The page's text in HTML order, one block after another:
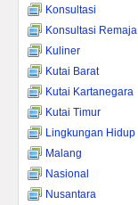
Konsultasi
Konsultasi Remaja
Kuliner
Kutai Barat
Kutai Kartanegara
Kutai Timur
Lingkungan Hidup
Malang
Nasional
Nusantara